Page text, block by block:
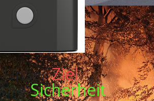
UnserZiel
Sicherheit